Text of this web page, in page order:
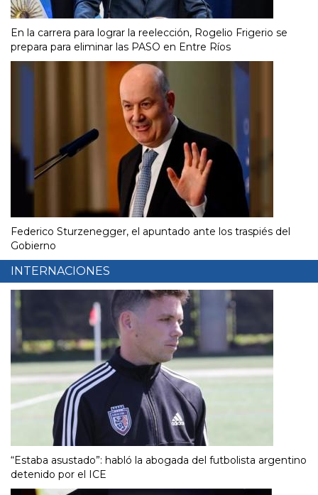
En la carrera para lograr la reelección, Rogelio Frigerio se
prepara para eliminar las PASO en Entre Ríos
Federico Sturzenegger, el apuntado ante los traspiés del
Gobierno
INTERNACIONES
“Estaba asustado”: habló la abogada del futbolista argentino
detenido por el ICE